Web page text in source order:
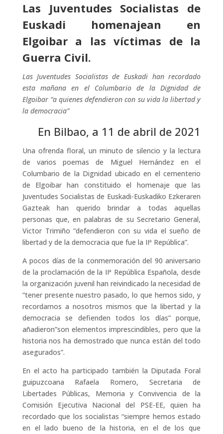
c
b
o
o
i
t
e
r
n
I
a
p
n
e
r
t
m
a
r
r
Las Juventudes Socialistas de
Euskadi homenajean en
Elgoibar a las víctimas de la
Guerra Civil.
Las Juventudes Socialistas de Euskadi han recordado
esta mañana en el Columbario de la Dignidad de
Elgoibar “a quienes defendieron con su vida la libertad y
la democracia”
En Bilbao, a 11 de abril de 2021
Una ofrenda floral, un minuto de silencio y la lectura
de varios poemas de Miguel Hernández en el
Columbario de la Dignidad ubicado en el cementerio
de Elgoibar han constituido el homenaje que las
Juventudes Socialistas de Euskadi-Euskadiko Ezkeraren
Gazteak han querido brindar a todas aquellas
personas que, en palabras de su Secretario General,
Victor Trimiño “defendieron con su vida el sueño de
libertad y de la democracia que fue la IIª República”.
A pocos días de la conmemoración del 90 aniversario
de la proclamación de la IIª República Española, desde
la organización juvenil han reivindicado la necesidad de
“tener presente nuestro pasado, lo que hemos sido, y
recordarnos a nosotros mismos que la libertad y la
democracia se defienden todos los días” porque,
añadieron”son elementos imprescindibles, pero que la
historia nos ha demostrado que nunca están del todo
asegurados”.
En el acto ha participado también la Diputada Foral
guipuzcoana Rafaela Romero, Secretaria de
Libertades Públicas, Memoria y Convivencia de la
Comisión Ejecutiva Nacional del PSE-EE, quien ha
recordado que los socialistas “siempre hemos estado
en el lado bueno de la historia, en el de los que